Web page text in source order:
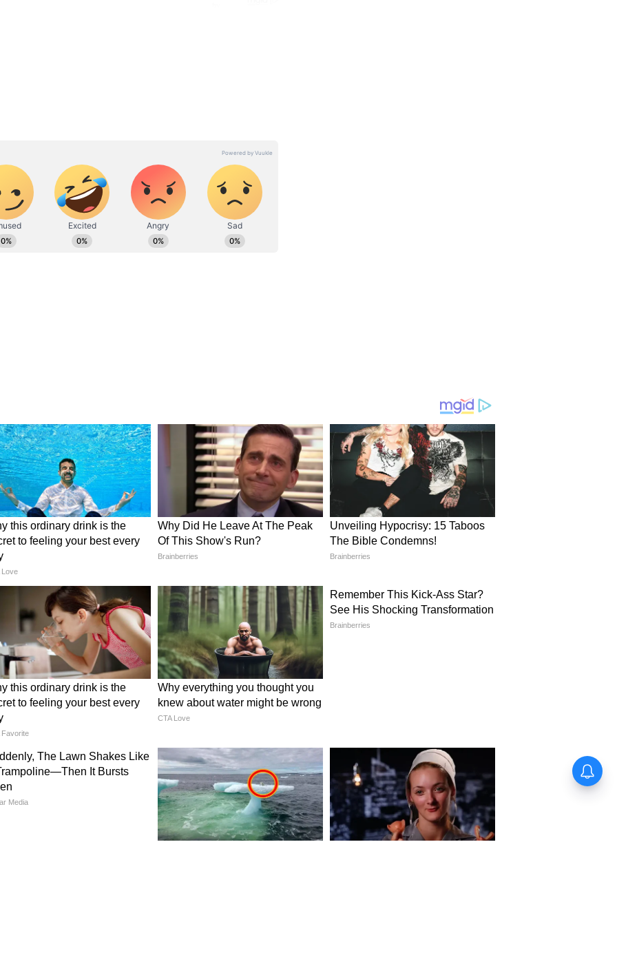
শিখে স্বনির্ভর হতে পারে, তার জন্য
জন্য এই প্রকল্প। আবেদন করতে হবে 'আপনার
সুবিধা পাওয়ার যোগ্য বলে বিবেচিত হলে
প্রশিক্ষণ এবং ১৫ দিনের বিশেষ প্রশিক্ষণ দেওয়া